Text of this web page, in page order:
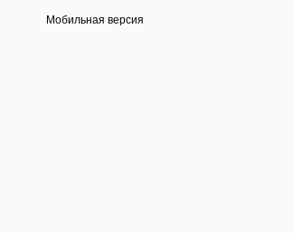
Мобильная версия